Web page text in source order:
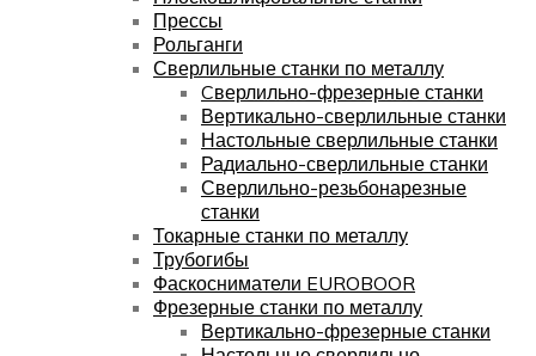
Прессы
Рольганги
Сверлильные станки по металлу
Cверлильно-фрезерные станки
Вертикально-сверлильные станки
Настольные сверлильные станки
Радиально-сверлильные станки
Сверлильно-резьбонарезные
станки
Токарные станки по металлу
Трубогибы
Фаскосниматели EUROBOOR
Фрезерные станки по металлу
Вертикально-фрезерные станки